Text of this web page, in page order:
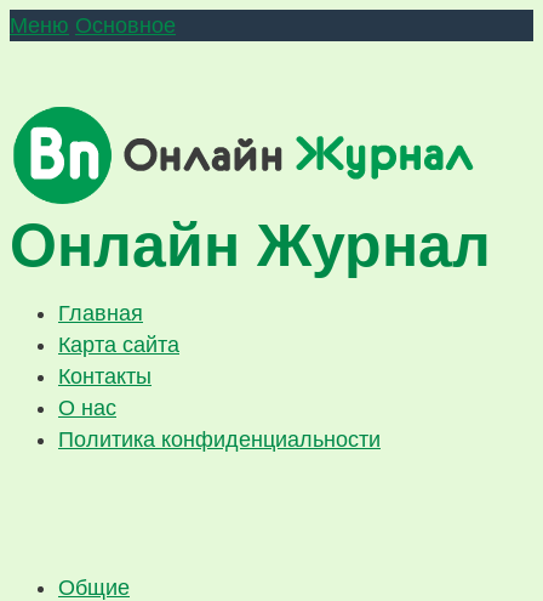
Меню Основное
Онлайн Журнал
Главная
Карта сайта
Контакты
О нас
Политика конфиденциальности
Общие